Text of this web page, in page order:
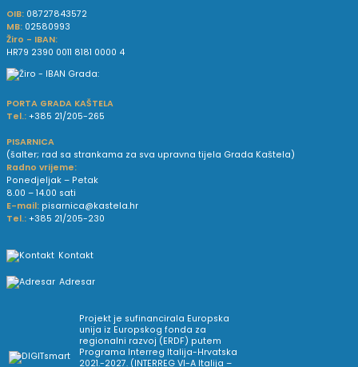
OIB: 08727843572
MB: 02580993
Žiro - IBAN:
HR79 2390 0011 8181 0000 4
PORTA GRADA KAŠTELA
Tel.: +385 21/205-265
PISARNICA
(šalter; rad sa strankama za sva upravna tijela Grada Kaštela)
Radno vrijeme:
Ponedjeljak – Petak
8.00 – 14.00 sati
E-mail: pisarnica@kastela.hr
Tel.: +385 21/205-230
Kontakt
Adresar
Projekt je sufinancirala Europska
unija iz Europskog fonda za
regionalni razvoj (ERDF) putem
Programa Interreg Italija-Hrvatska
2021.-2027. (INTERREG VI-A Italija –